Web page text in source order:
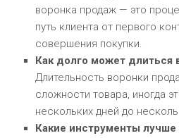
воронка продаж — это
путь клиента от первого
совершения покупки.
Как долго может длиться
Длительность воронки
сложности товара, иногда
нескольких дней до
Какие инструменты лучше